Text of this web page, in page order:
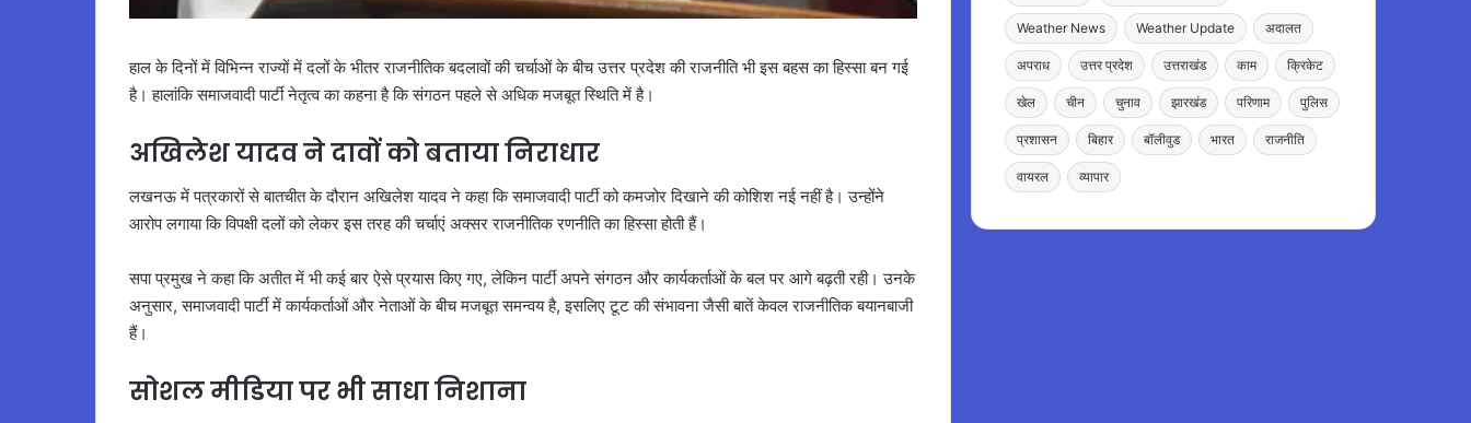
हाल के दिनों में विभिन्न राज्यों में दलों के भीतर राजनीतिक बदलावों की चर्चाओं के बीच उत्तर प्रदेश की राजनीति भी इस बहस का हिस्सा बन गई
है। हालांकि समाजवादी पार्टी नेतृत्व का कहना है कि संगठन पहले से अधिक मजबूत स्थिति में है।
अखिलेश यादव ने दावों को बताया निराधार
लखनऊ में पत्रकारों से बातचीत के दौरान अखिलेश यादव ने कहा कि समाजवादी पार्टी को कमजोर दिखाने की कोशिश नई नहीं है। उन्होंने
आरोप लगाया कि विपक्षी दलों को लेकर इस तरह की चर्चाएं अक्सर राजनीतिक रणनीति का हिस्सा होती हैं।
सपा प्रमुख ने कहा कि अतीत में भी कई बार ऐसे प्रयास किए गए, लेकिन पार्टी अपने संगठन और कार्यकर्ताओं के बल पर आगे बढ़ती रही। उनके
अनुसार, समाजवादी पार्टी में कार्यकर्ताओं और नेताओं के बीच मजबूत समन्वय है, इसलिए टूट की संभावना जैसी बातें केवल राजनीतिक बयानबाजी
हैं।
सोशल मीडिया पर भी साधा निशाना
Weather News Weather Update अदालत
अपराध उत्तर प्रदेश उत्तराखंड काम क्रिकेट
खेल चीन चुनाव झारखंड परिणाम पुलिस
प्रशासन बिहार बॉलीवुड भारत राजनीति
वायरल व्यापार